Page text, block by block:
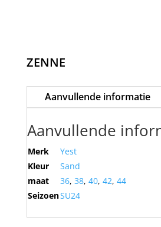
ZENNE
Aanvullende informatie
Aanvullende
Merk
Yest
Kleur
Sand
maat
36, 38, 40, 42, 44
SeizoenSU24